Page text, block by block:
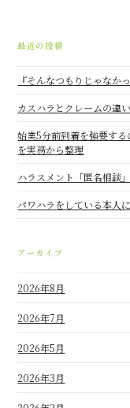
最近の投稿
『そんなつもりじゃなか
カスハラとクレームの違
始業5分前到着を強要す
を実務から整理
ハラスメント「匿名相談
パワハラをしている本人
アーカイブ
2026年8月
2026年7月
2026年5月
2026年3月